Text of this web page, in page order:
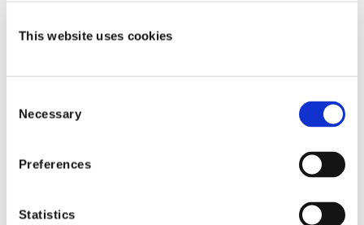
This website uses cookies
Selection
Necessary
Preferences
Statistics
Shift Insurance Perspectives: edición de
análisis de imágenes fraudulentas
ayudan a las aseguradoras a detectar fraudes, a